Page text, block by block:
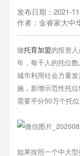
发布日期：2021-
作者：金睿家大中
做托育加盟的投资
年，每千人的托位
城市利用社会力量
施，新增示范性托
需要平分50万个托位
如果按照一个中大